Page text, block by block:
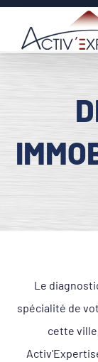
Passer
contenu
Le
spécialité de
cette